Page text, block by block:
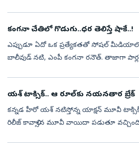
కంగనా చేతిలో గొడుగు..ధర తెలిస్తే షాకే..!
ఎప్పుడూ ఏదో ఒక ప్రత్యేకతతో సోషల్‌ మీడియాలో
బాలీవుడ్‌ నటి, ఎంపీ కంగనా రనౌత్‌. తాజాగా
యశ్ టాక్సిక్.. ఆ రూల్‌కు నయనతార బ్రేక్
కన్నడ హీరో యశ్ నటిస్తోన్న యాక్షన్‌ మూవీ
రిలీజ్ కావాల్సిన మూవీ వాయిదా పడుతూ వచ్చింది.